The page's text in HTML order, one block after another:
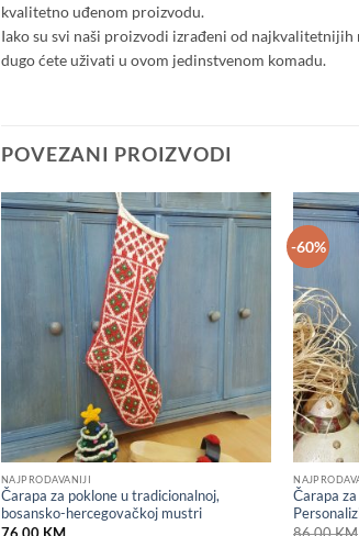
kvalitetno uđenom proizvodu.
Iako su svi naši proizvodi izrađeni od
dugo ćete uživati u ovom jedinstvenom komadu.
POVEZANI PROIZVODI
NAJPRODAVANIJI
Čarapa za poklone u tradicionalnoj,
bosansko-hercegovačkoj mustri
-60%
Čarapa